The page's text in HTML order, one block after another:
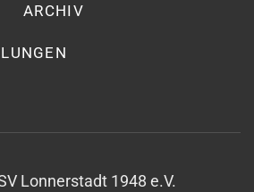
ARCHIV
Lonnerstadt 1948 e.V.